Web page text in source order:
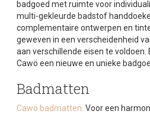
badgoed met ruimte voor
multi-gekleurde badstof
complementaire ontwerpen en
geweven in een verscheidenheid
aan verschillende eisen te voldoen.
Cawö een nieuwe en unieke
Badmatten
Cawö badmatten. Voor een